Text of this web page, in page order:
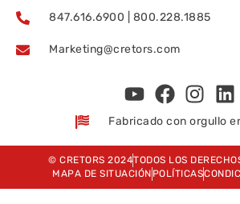
847.616.6900 | 800.228.1885
Marketing@cretors.com
Fabricado con orgullo
© CRETORS 2024TODOS LOS
MAPA DE SITUACIÓN POLÍTICAS